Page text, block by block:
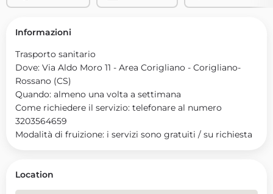
Informazioni
Trasporto sanitario
Dove: Via Aldo Moro 11 - Area Corigliano - Corigliano-
Rossano (CS)
Quando: almeno una volta a settimana
Come richiedere il servizio: telefonare al numero
3203564659
Modalità di fruizione: i servizi sono gratuiti / su richiesta
Location